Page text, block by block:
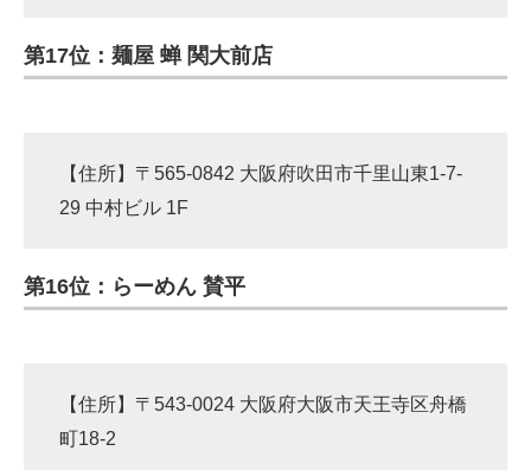
第17位：麺屋 蝉 関大前店
【住所】〒565-0842 大阪府吹田市千里山東1-7-
29 中村ビル 1F
第16位：らーめん 賛平
【住所】〒543-0024 大阪府大阪市天王寺区舟橋
町18-2